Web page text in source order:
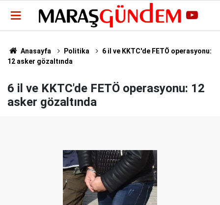
Anasayfa Politika
6 il ve KKTC'de FETÖ operasyonu:
12 asker gözaltında
6 il ve KKTC'de FETÖ operasyonu: 12
asker gözaltında